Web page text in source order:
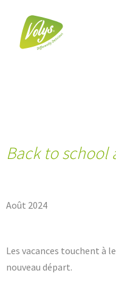
Back to school
Août 2024
Les vacances touchent à
nouveau départ.